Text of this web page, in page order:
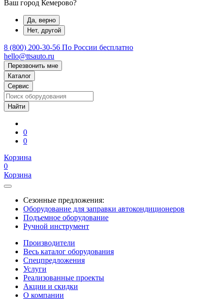
Ваш город Кемерово?
Да, верно
Нет, другой
8 (800) 200-30-56 По России бесплатно
hello@ttsauto.ru
Перезвонить мне
Каталог
Сервис
0
0
Корзина
0
Корзина
Сезонные предложения:
Оборудование для заправки автокондиционеров
Подъемное оборудование
Ручной инструмент
Производители
Весь каталог оборудования
Спецпредложения
Услуги
Реализованные проекты
Акции и скидки
О компании